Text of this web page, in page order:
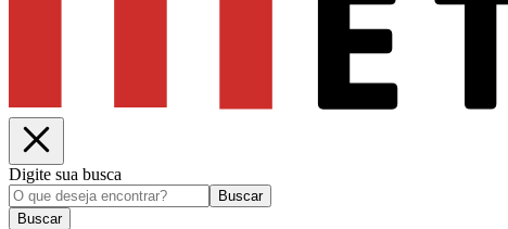
Digite sua busca
Buscar
Buscar